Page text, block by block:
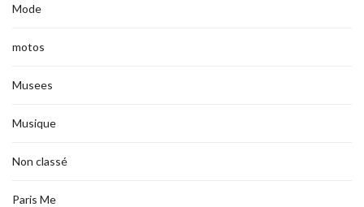
Mode
motos
Musees
Musique
Non classé
Paris Me